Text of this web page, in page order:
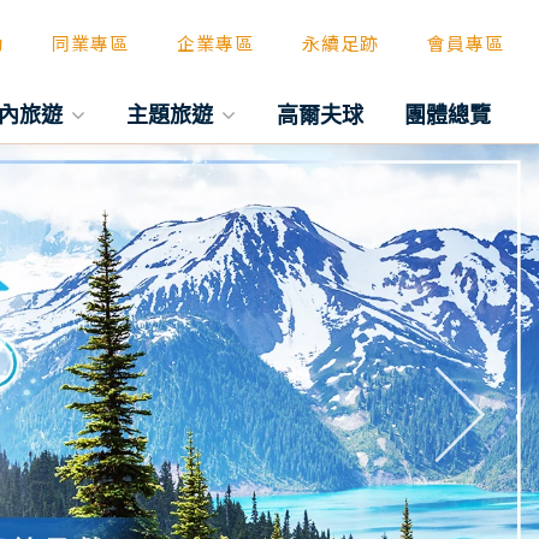
同業專區 企業專區 永續足跡 會員專區
旅遊 主題旅遊 高爾夫球 團體總覽
往後